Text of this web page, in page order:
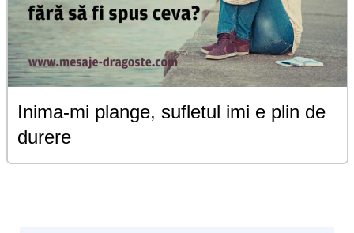
Inima-mi plange, sufletul imi e plin de
durere